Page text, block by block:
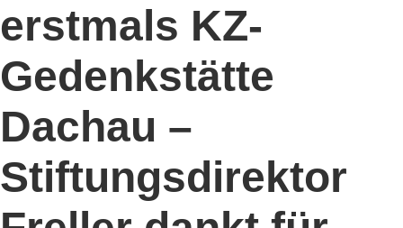
erstmals KZ-
Gedenkstätte
Dachau –
Stiftungsdirektor